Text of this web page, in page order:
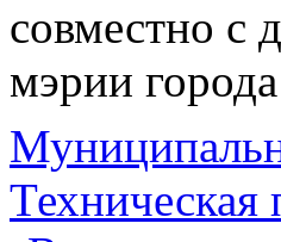
совместно с
мэрии
Техническая